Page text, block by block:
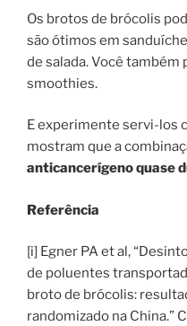
Os brotos de brócolis
são ótimos em
de salada. Você também
smoothies.
E experimente servi-los
mostram que a
anticancerígeno quase
Referência
[i] Egner PA et al,
de poluentes
broto de brócolis:
randomizado na China.”